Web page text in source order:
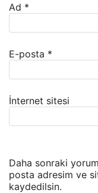
Ad *
E-posta *
İnternet sitesi
Daha sonraki
posta adresim ve
kaydedilsin.